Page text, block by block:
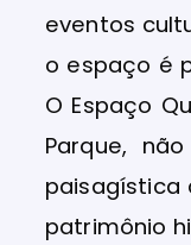
eventos
o espaço é
O Espaço
Parque,
paisagística
patrimônio